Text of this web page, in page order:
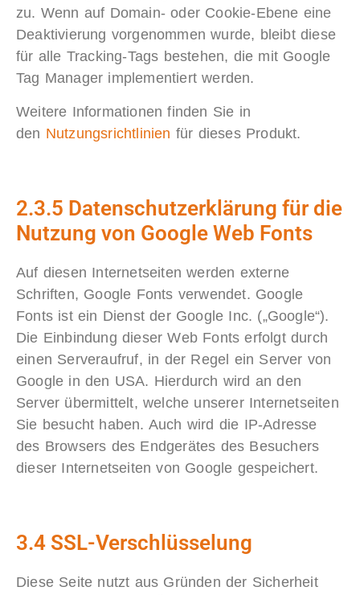
zu. Wenn auf Domain- oder Cookie-Ebene eine
Deaktivierung vorgenommen wurde, bleibt diese
für alle Tracking-Tags bestehen, die mit Google
Tag Manager implementiert werden.
Weitere Informationen finden Sie in
den Nutzungsrichtlinien für dieses Produkt.
2.3.5 Datenschutzerklärung für die
Nutzung von Google Web Fonts
Auf diesen Internetseiten werden externe
Schriften, Google Fonts verwendet. Google
Fonts ist ein Dienst der Google Inc. („Google“).
Die Einbindung dieser Web Fonts erfolgt durch
einen Serveraufruf, in der Regel ein Server von
Google in den USA. Hierdurch wird an den
Server übermittelt, welche unserer Internetseiten
Sie besucht haben. Auch wird die IP-Adresse
des Browsers des Endgerätes des Besuchers
dieser Internetseiten von Google gespeichert.
3.4 SSL-Verschlüsselung
Diese Seite nutzt aus Gründen der Sicherheit